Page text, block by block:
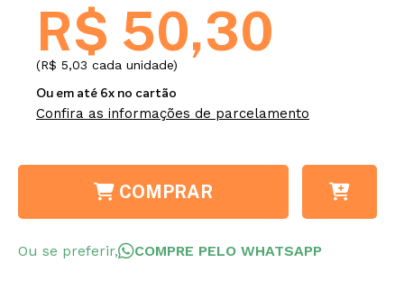
R$ 50,30
(R$ 5,03 cada unidade)
Ou em até 6x no cartão
Confira as informações de parcelamento
COMPRAR
Ou se preferir, COMPRE PELO WHATSAPP